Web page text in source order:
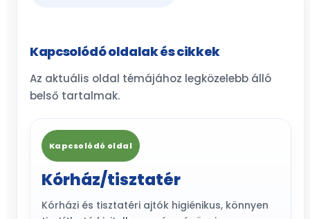
Kapcsolódó oldalak és cikkek
Az aktuális oldal témájához legközelebb álló
belső tartalmak.
Kapcsolódó oldal
Kórház/tisztatér
Kórházi és tisztatéri ajtók higiénikus, könnyen